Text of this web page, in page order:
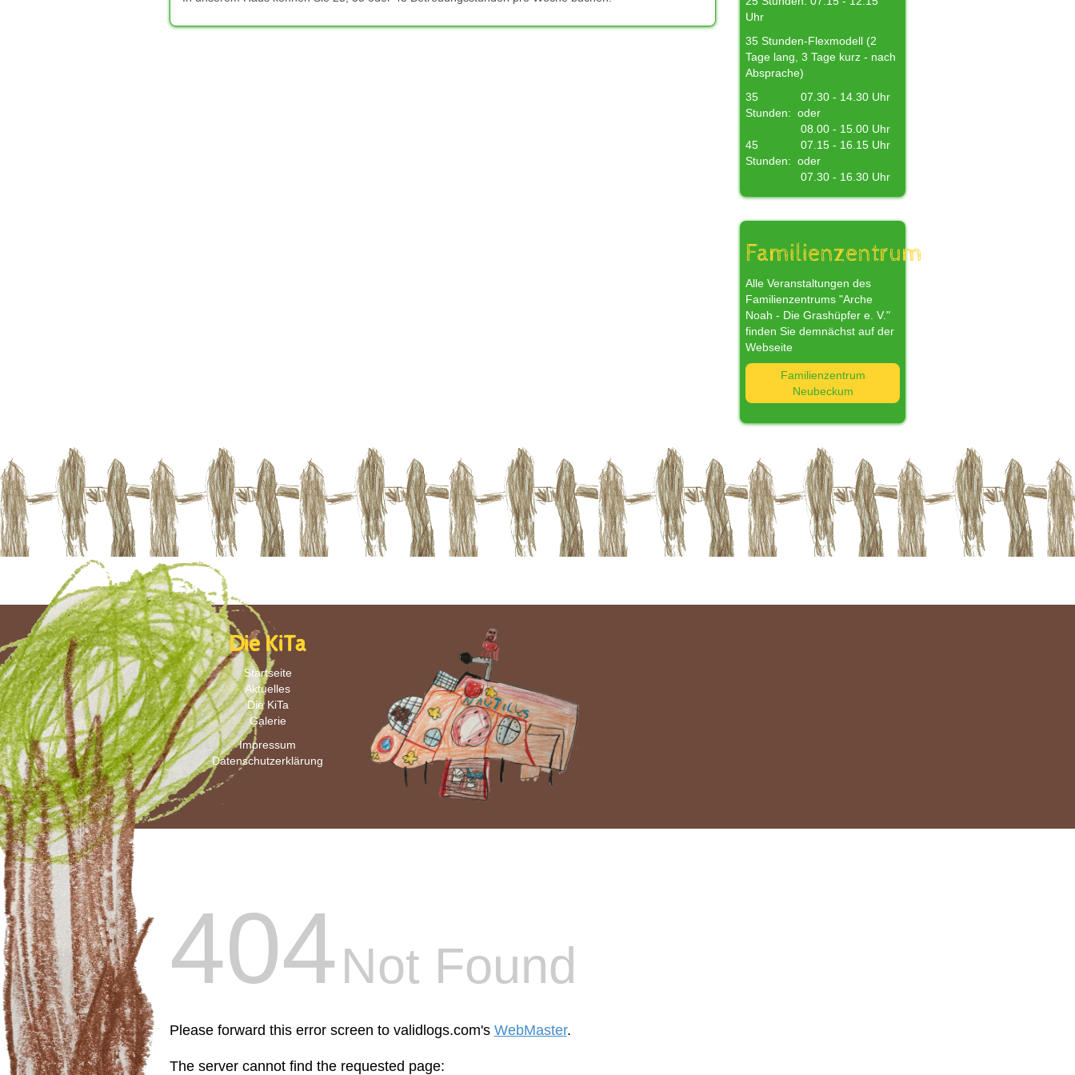
Uhr
35 Stunden-Flexmodell (2
Tage lang, 3 Tage kurz - nach
Absprache)
35
Stunden:
07.30 - 14.30 Uhr
oder
08.00 - 15.00 Uhr
45
Stunden:
07.15 - 16.15 Uhr
oder
07.30 - 16.30 Uhr
Familienzentrum
Alle Veranstaltungen des
Familienzentrums "Arche
Noah - Die Grashüpfer e. V."
finden Sie demnächst auf der
Webseite
Familienzentrum
Neubeckum
Die KiTa
Startseite
Aktuelles
Die KiTa
Galerie
Impressum
Datenschutzerklärung
404Not Found
Please forward this error screen to validlogs.com's WebMaster.
The server cannot find the requested page: